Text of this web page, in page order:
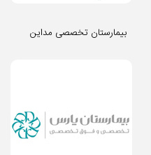
بیمارستان تخصصی مداین